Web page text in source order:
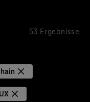
53 Ergebnisse